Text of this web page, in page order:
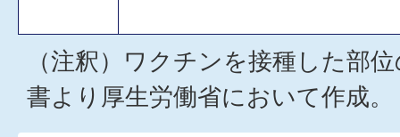
（注釈）ワクチンを接種した部
書より厚生労働省において作成。